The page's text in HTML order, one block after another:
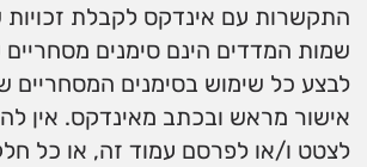
התקשרות עם אינדקס לקבלת זכויות
שמות המדדים הינם סימנים מסחריים
לבצע כל שימוש בסימנים המסחריים
אישור מראש ובכתב מאינדקס. אין
לצטט ו/או לפרסם עמוד זה, או כל